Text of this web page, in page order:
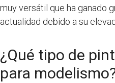
muy versátil que ha ganado
actualidad debido a su
¿Qué tipo de
para